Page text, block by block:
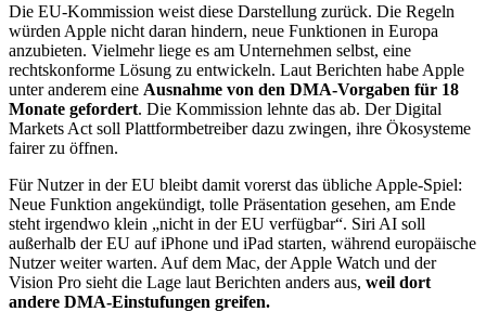
Die EU-Kommission weist diese Darstellung zurück. Die Regeln
würden Apple nicht daran hindern, neue Funktionen in Europa
anzubieten. Vielmehr liege es am Unternehmen selbst, eine
rechtskonforme Lösung zu entwickeln. Laut Berichten habe Apple
unter anderem eine Ausnahme von den DMA-Vorgaben für 18
Monate gefordert. Die Kommission lehnte das ab. Der Digital
Markets Act soll Plattformbetreiber dazu zwingen, ihre Ökosysteme
fairer zu öffnen.
Für Nutzer in der EU bleibt damit vorerst das übliche Apple-Spiel:
Neue Funktion angekündigt, tolle Präsentation gesehen, am Ende
steht irgendwo klein „nicht in der EU verfügbar“. Siri AI soll
außerhalb der EU auf iPhone und iPad starten, während europäische
Nutzer weiter warten. Auf dem Mac, der Apple Watch und der
Vision Pro sieht die Lage laut Berichten anders aus, weil dort
andere DMA-Einstufungen greifen.